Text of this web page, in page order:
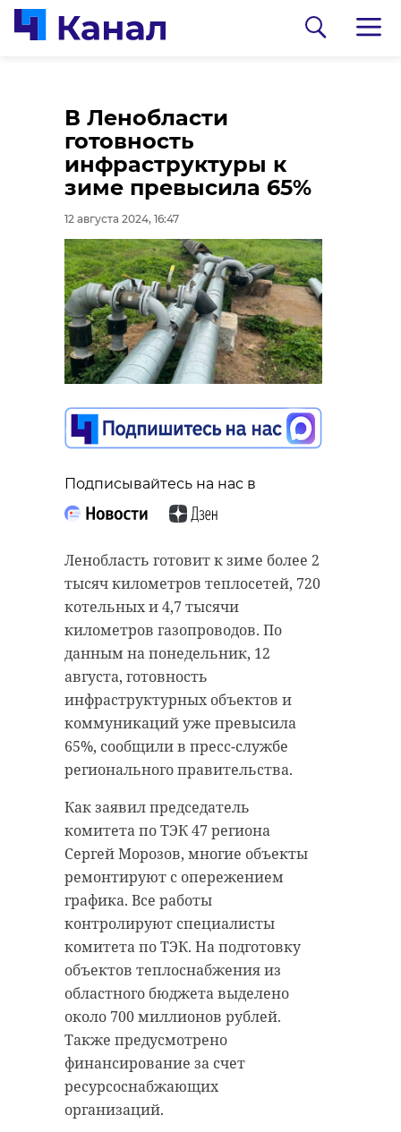
В Ленобласти
готовность
инфраструктуры к
зиме превысила 65%
12 августа 2024, 16:47
Подписывайтесь на нас в
Ленобласть готовит к зиме более 2
тысяч километров теплосетей, 720
котельных и 4,7 тысячи
километров газопроводов. По
данным на понедельник, 12
августа, готовность
инфраструктурных объектов и
коммуникаций уже превысила
65%, сообщили в пресс-службе
регионального правительства.
Как заявил председатель
комитета по ТЭК 47 региона
Сергей Морозов, многие объекты
ремонтируют с опережением
графика. Все работы
контролируют специалисты
комитета по ТЭК. На подготовку
объектов теплоснабжения из
областного бюджета выделено
около 700 миллионов рублей.
Также предусмотрено
финансирование за счет
ресурсоснабжающих
организаций.
Врач скорой в
Ленобласти
реанимировал
младенца,
подавившегося
смесью
12 августа 2024, 16:22
Подписывайтесь на нас в
Врач скорой помощи Токсовской
подстанции Богдан Гуменко в
один из своих выездов спас 16-
дневную девочку. Младенец
подавился смесью для кормления
и перестал дышать.
Как рассказал Богдан, в страшный
момент ребенок был на руках у
матери - ручки младенца свисали
и девочка не подавала признаков
жизни. Тогда врач специальным
насосом начал санировать
верхние дыхательные пути
ребенка, после чего тот закашлял
и порозовел. Маленького
пациента экстренно доставили в
ближайшую реанимацию.
К моменту прибытия показания
больной уже были в норме, она
дышала самостоятельно. В пути к
медучреждению врач скорой
дополнительно санировал
Жители поселка
Сарка получат
перерасчет из-за
некачественной
воды
12 августа 2024, 15:52
Подписывайтесь на нас в
Жители поселка Сарка
(Тихвинский район Ленобласти)
накануне пожаловались в
прокуратура на некачественную
питьевую воду. Проверка
подтвердила, что холодная вода в
поселке не соответствует
требованиям. Ведомство взялось
за восстановление прав жителей.
В рамках проверки также
установлено, что ГУП
"Леноблводоканал" не проводил
производственный лабораторный
контроль качества воды. В связи с
этим в адрес директора
предприятия внесено
представление с требованием
произвести перерасчет платы за
холодное водоснабжение
ненадлежащего качества жителям
многоквартирных домов.
В суд направлено исковое
заявление об обязании